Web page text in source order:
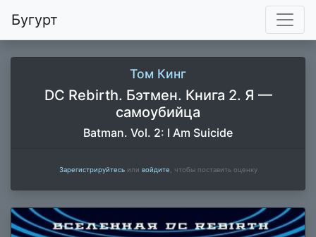
Бугурт
Том Кинг
DC Rebirth. Бэтмен. Книга 2. Я —
самоубийца
Batman. Vol. 2: I Am Suicide
Зарегистрируйтесьили войдите , чтобы поставить оценку